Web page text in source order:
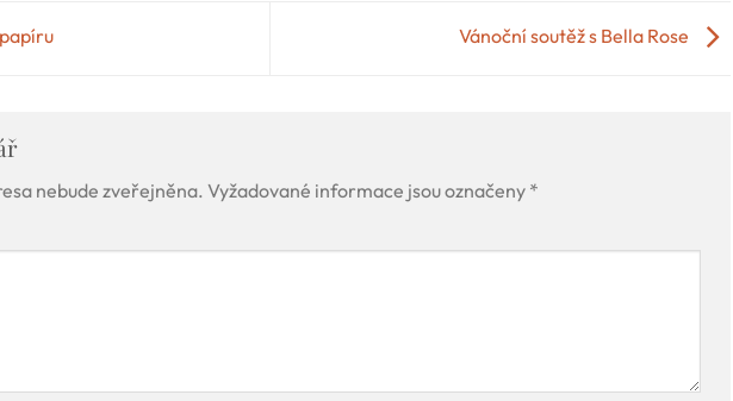
Vánoční soutěž s Bella Rose
nebude zveřejněna. Vyžadované informace jsou označeny *